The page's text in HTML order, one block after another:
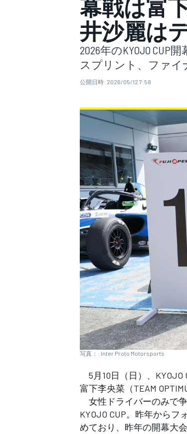
スーパーフォーミュラ
スーパーGT
WEC
幕戦は富
井沙麗は
2026年のKYOJO
スプリント、ファイ
公開日時: 2026/05/12 7:58
写真：: Inter Proto Motorsports
5月10日（日）、
富下李央菜（TEAM
女性ドライバーのみで
KYOJO CUP。昨年から
めており、昨年の開幕大